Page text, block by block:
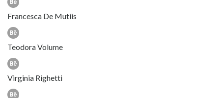
Francesca De Mutiis
Teodora Volume
Virginia Righetti